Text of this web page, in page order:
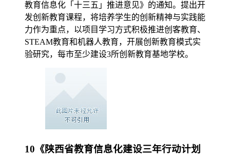
教育信息化「十三五」推进意见》的通知。提出开
发创新教育课程，将培养学生的创新精神与实践能
力作为重点，以项目学习方式积极推进创客教育、
STEAM教育和机器人教育，开展创新教育模式实
验研究，每市至少建设3所创新教育基地学校。
10《陕西省教育信息化建设三年行动计划